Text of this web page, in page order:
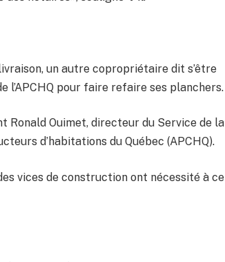
un autre copropriétaire dit s’être
l’APCHQ pour faire refaire ses planchers.
Ronald Ouimet, directeur du Service de la
d’habitations du Québec (APCHQ).
vices de construction ont nécessité à ce